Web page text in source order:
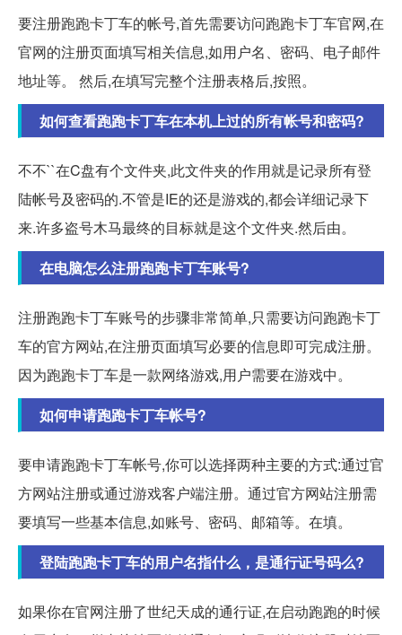
要注册跑跑卡丁车的帐号,首先需要访问跑跑卡丁车官网,在
官网的注册页面填写相关信息,如用户名、密码、电子邮件
地址等。 然后,在填写完整个注册表格后,按照。
如何查看跑跑卡丁车在本机上过的所有帐号和密码?
不不``在C盘有个文件夹,此文件夹的作用就是记录所有登
陆帐号及密码的.不管是IE的还是游戏的,都会详细记录下
来.许多盗号木马最终的目标就是这个文件夹.然后由。
在电脑怎么注册跑跑卡丁车账号?
注册跑跑卡丁车账号的步骤非常简单,只需要访问跑跑卡丁
车的官方网站,在注册页面填写必要的信息即可完成注册。
因为跑跑卡丁车是一款网络游戏,用户需要在游戏中。
如何申请跑跑卡丁车帐号?
要申请跑跑卡丁车帐号,你可以选择两种主要的方式:通过官
方网站注册或通过游戏客户端注册。通过官方网站注册需
要填写一些基本信息,如账号、密码、邮箱等。在填。
登陆跑跑卡丁车的用户名指什么，是通行证号码么?
如果你在官网注册了世纪天成的通行证,在启动跑跑的时候